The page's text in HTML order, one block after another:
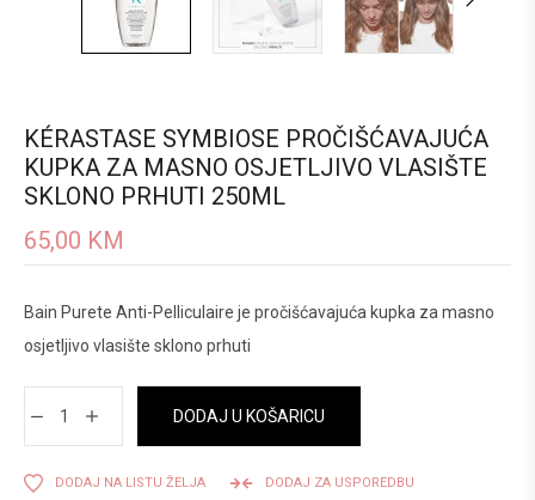
KÉRASTASE SYMBIOSE PROČIŠĆAVAJUĆA
KUPKA ZA MASNO OSJETLJIVO VLASIŠTE
SKLONO PRHUTI 250ML
65,00 KM
Bain Purete Anti-Pelliculaire je pročišćavajuća kupka za masno
osjetljivo vlasište sklono prhuti
DODAJ U KOŠARICU
DODAJ NA LISTU ŽELJA DODAJ ZA USPOREDBU